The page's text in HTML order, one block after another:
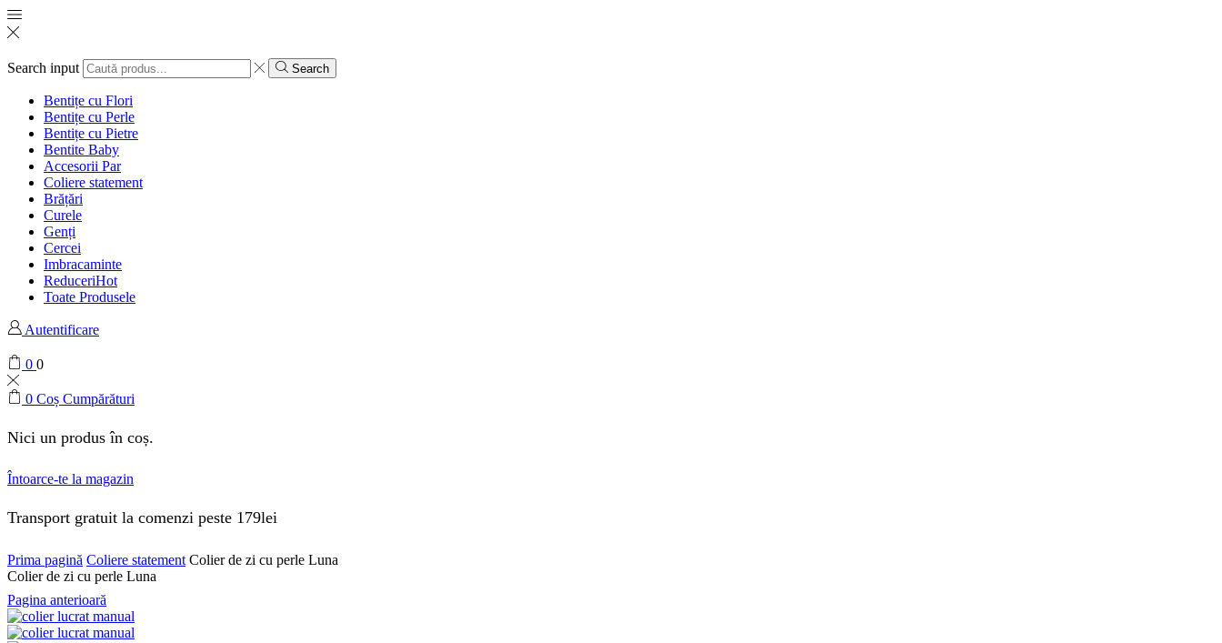
Search input Search
Bentițe cu Flori
Bentițe cu Perle
Bentițe cu Pietre
Bentite Baby
Accesorii Par
Coliere statement
Brățări
Curele
Genți
Cercei
Imbracaminte
ReduceriHot
Toate Produsele
Autentificare
0 0
0 Coș Cumpărături
Nici un produs în coș.
Întoarce-te la magazin
Transport gratuit la comenzi peste 179lei
Prima pagină Coliere statement Colier de zi cu perle Luna
Colier de zi cu perle Luna
Pagina anterioară